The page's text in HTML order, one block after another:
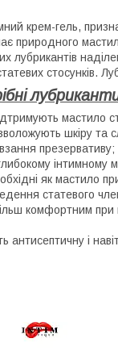
крем-гель,
природного
лубрикантів
стосунків.
мастило
шкіру та
презервативу;
інтимному
як мастило
статевого
комфортним при
антисептичну і